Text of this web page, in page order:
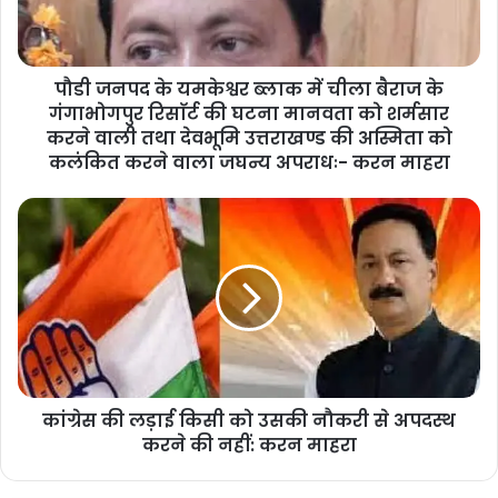
का लाभ कोर्ट में मिलेगा कि विधानसभा अध्यक्ष के कार्यों की
जांच किसी भी अधिकारी, कर्मचारी से नहीं कराई जा सकती
और जिन नेताओं वा रसूखदार लोगों ने अपने परिजनों की
विधानसभा में नौकरी लगवाई है उनके खिलाफ क्या कार्रवाई
होगी यह हमारा बड़ा प्रश्न है साथ ही कांग्रेस पार्टी का
उद्देश्य किसी को नौकरी से हटाना नहीं है अपितु भ्रष्ट
नौकरशाहों व नेताओं को जनता के सामने एक्सपोज करना है
लोगों ने अपने रसूख अपनी ताकत अपनी हैसियत का
इस्तेमाल करते हुए जनता को छलने का काम किया और
अपने चहेतों को बैकडोर के माध्यम से नौकरियां दिलाने का
पौडी जनपद के यमकेश्वर ब्लाक में चीला बैराज के
गंगाभोगपुर रिसाॅर्ट की घटना मानवता को शर्मसार
करने वाली तथा देवभूमि उत्तराखण्ड की अस्मिता को
कलंकित करने वाला जघन्य अपराधः- करन माहरा
कांग्रेस की लड़ाई किसी को उसकी नौकरी से अपदस्थ
करने की नहीं: करन माहरा